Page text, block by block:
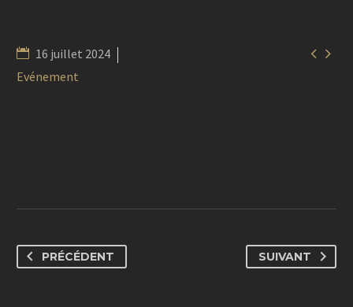
 
16 juillet 2024
Evénement
PRÉCÉDENT SUIVANT